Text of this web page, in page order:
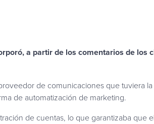
a partir de los comentarios de
de comunicaciones que tuviera
de automatización de marketing.
de cuentas, lo que garantizaba